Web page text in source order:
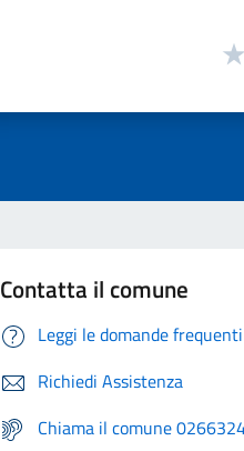
Contatta il comune
Leggi le domande frequenti
Richiedi Assistenza
Chiama il comune